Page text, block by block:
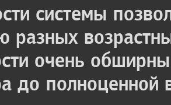
системы
разных
очень
до полноценной